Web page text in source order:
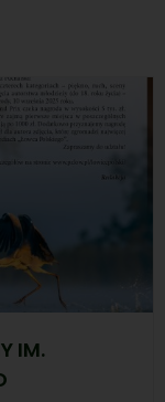
IM.